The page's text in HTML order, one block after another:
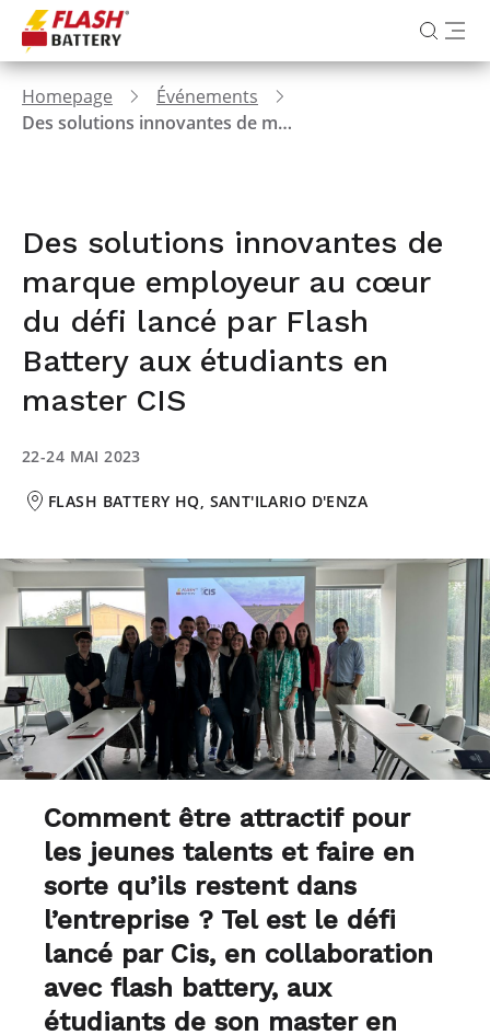
Homepage
Événements
Des solutions innovantes de marque employeur au cœur du défi lancé par Flash Battery aux étudiants en master CIS
Des solutions innovantes de
marque employeur au cœur
du défi lancé par Flash
Battery aux étudiants en
master CIS
22-24 MAI 2023
FLASH BATTERY HQ, SANT'ILARIO D'ENZA
Comment être attractif pour
les jeunes talents et faire en
sorte qu’ils restent dans
l’entreprise ? Tel est le défi
lancé par Cis, en collaboration
avec flash battery, aux
étudiants de son master en